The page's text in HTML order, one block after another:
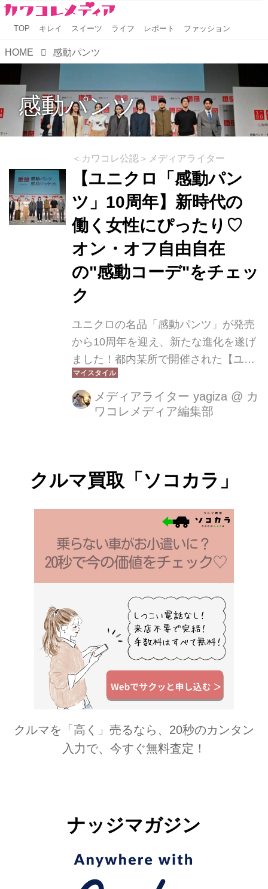
TOP キレイ スイーツ ライフ レポート ファッション
HOME 感動パンツ
感動パンツ
＜カワコレ公認＞メディアライター
【ユニクロ「感動パン
ツ」10周年】新時代の
働く女性にぴったり♡
オン・オフ自由自在
の"感動コーデ"をチェッ
ク
ユニクロの名品「感動パンツ」が発売
から10周年を迎え、新たな進化を遂げ
ました！都内某所で開催された【ユニ
クロ「感動パンツ」10周年 新商品発表
会】では、東レとの共同開発による最
新商品のお披露目に加え、新生活を迎
ィスコーデに悩む方必見の内容です！
メディアライター yagiza @ カ
ワコレメディア編集部
クルマ買取「ソコカラ」
クルマを「高く」売るなら、20秒のカンタン
入力で、今すぐ無料査定！
ナッジマガジン